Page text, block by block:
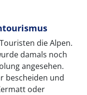
die Alpen.
damals noch
angesehen.
bescheiden und
oder